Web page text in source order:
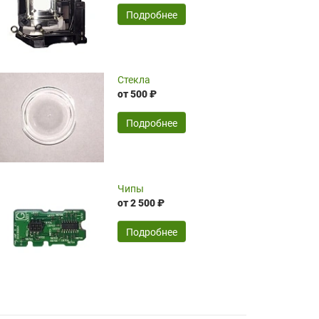
временные затраты по достаточно
оптимизированной стоимости, чему
чрезмерно благодарны!)))
SERGEY FOURSOV,24.04.2026
широкий ассортимент ламп, как оригиналов,
так и аналогов.Быстрое оформление и
передача в доставку, приемлемые цены. Мне
понравилось.
Читать полностью
16.04.2026
Подробнее
Стекла
от 500 ₽
Подробнее
Чипы
от 2 500 ₽
Подробнее